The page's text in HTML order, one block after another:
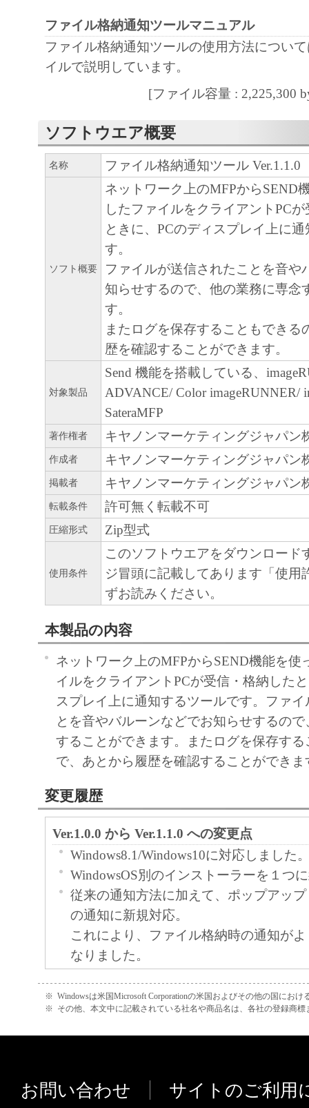
キヤノンマーケティングジャパンおよ
ティングジャパンのライセンサーは、
使用に付随または関連して生ずる直接
損失、損害等について、いかなる場合
ユーザーは、日本国政府または該当国
許可等を得ることなしに、本ソフトウ
一部を、直接または間接に輸出しては
ファイル格納通知ツールマニュアル
ファイル格納通知ツールの使用方法につい
イルで説明しています。
[ファイル容量 : 2,225,300
ソフトウエア概要
名称 ファイル格納通知ツール Ver.1.1.0
ソフト概要
ネットワーク上のMFPからSEND
したファイルをクライアントPC
ときに、PCのディスプレイ上に
す。
ファイルが送信されたことを音や
知らせするので、他の業務に専念
す。
またログを保存することもできる
歴を確認することができます。
対象製品
Send 機能を搭載している、
ADVANCE/ Color imageRUNNER/
SateraMFP
著作権者 キヤノンマーケティングジャパン
作成者 キヤノンマーケティングジャパン
掲載者 キヤノンマーケティングジャパン
転載条件 許可無く転載不可
圧縮形式 Zip型式
使用条件
このソフトウエアをダウンロード
ジ冒頭に記載してあります「使用
ずお読みください。
本製品の内容
ネットワーク上のMFPからSEND機能を使
イルをクライアントPCが受信・格納した
スプレイ上に通知するツールです。ファ
とを音やバルーンなどでお知らせするの
することができます。またログを保存す
で、あとから履歴を確認することができま
変更履歴
Ver.1.0.0 から Ver.1.1.0 への変更点
Windows8.1/Windows10に対応しました
WindowsOS別のインストーラーを１つ
従来の通知方法に加えて、ポップアッ
の通知に新規対応。
これにより、ファイル格納時の通知が
なりました。
を新規追加
PC、ネットワーク環境によってはツー
ォルダーへのアクセスエラーになる為
※ Windowsは米国Microsoft Corporationの米国およびその他の国におけ
※ その他、本文中に記載されている社名や商品名は、各社の登録商標
お問い合わせ サイトのご利用